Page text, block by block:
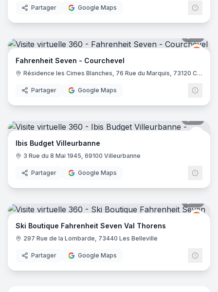
Partager Google Maps
Fahrenheit Seven - Courchevel
Résidence les Cimes Blanches, 76 Rue du Marquis, 73120 Courchevel
Partager Google Maps
Ibis
Ibis Budget Villeurbanne
3 Rue du 8 Mai 1945, 69100 Villeurbanne
Partager Google Maps
Ski Boutique Fahrenheit Seven Val Thorens
297 Rue de la Lombarde, 73440 Les Belleville
Partager Google Maps
16